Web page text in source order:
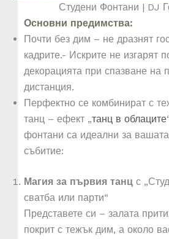
Студени Фонтани | DJ
Основни предимства:
Почти без дим – не дразнят
кадрите.- Искрите не изгарят
декорацията при спазване на
дистанция.
Перфектно се комбинират с
танц – ефект „танц в облаците
фонтани са идеални за
събитие:
Магия за първия танцс
сватба или парти“
Представете си – залата
покрит с тежък дим, а около